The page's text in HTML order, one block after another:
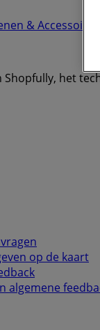
& Accessoires
Shopfully, het
op de kaart
algemene